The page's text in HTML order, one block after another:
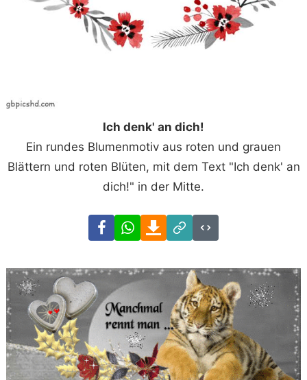
Ich denk' an dich!
Ein rundes Blumenmotiv aus roten und grauen
Blättern und roten Blüten, mit dem Text "Ich denk' an
dich!" in der Mitte.
FacebookWhatsAppDownload
Link
Code